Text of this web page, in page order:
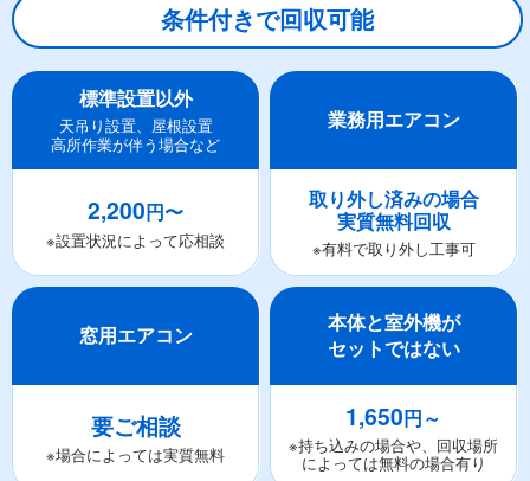
条件付きで回収可能
標準設置以外
天吊り設置、屋根設置
高所作業が伴う場合など
2,200円〜
※設置状況によって応相談
業務用エアコン
取り外し済みの場合
実質無料回収
※有料で取り外し工事可
窓用エアコン
要ご相談
※場合によっては実質無料
本体と室外機が
セットではない
1,650円～
※持ち込みの場合や、回収場所
によっては無料の場合有り